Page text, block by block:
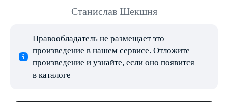
Станислав Шекшня
Правообладатель не размещает это
произведение в нашем сервисе. Отложите
произведение и узнайте, если оно появится
в каталоге